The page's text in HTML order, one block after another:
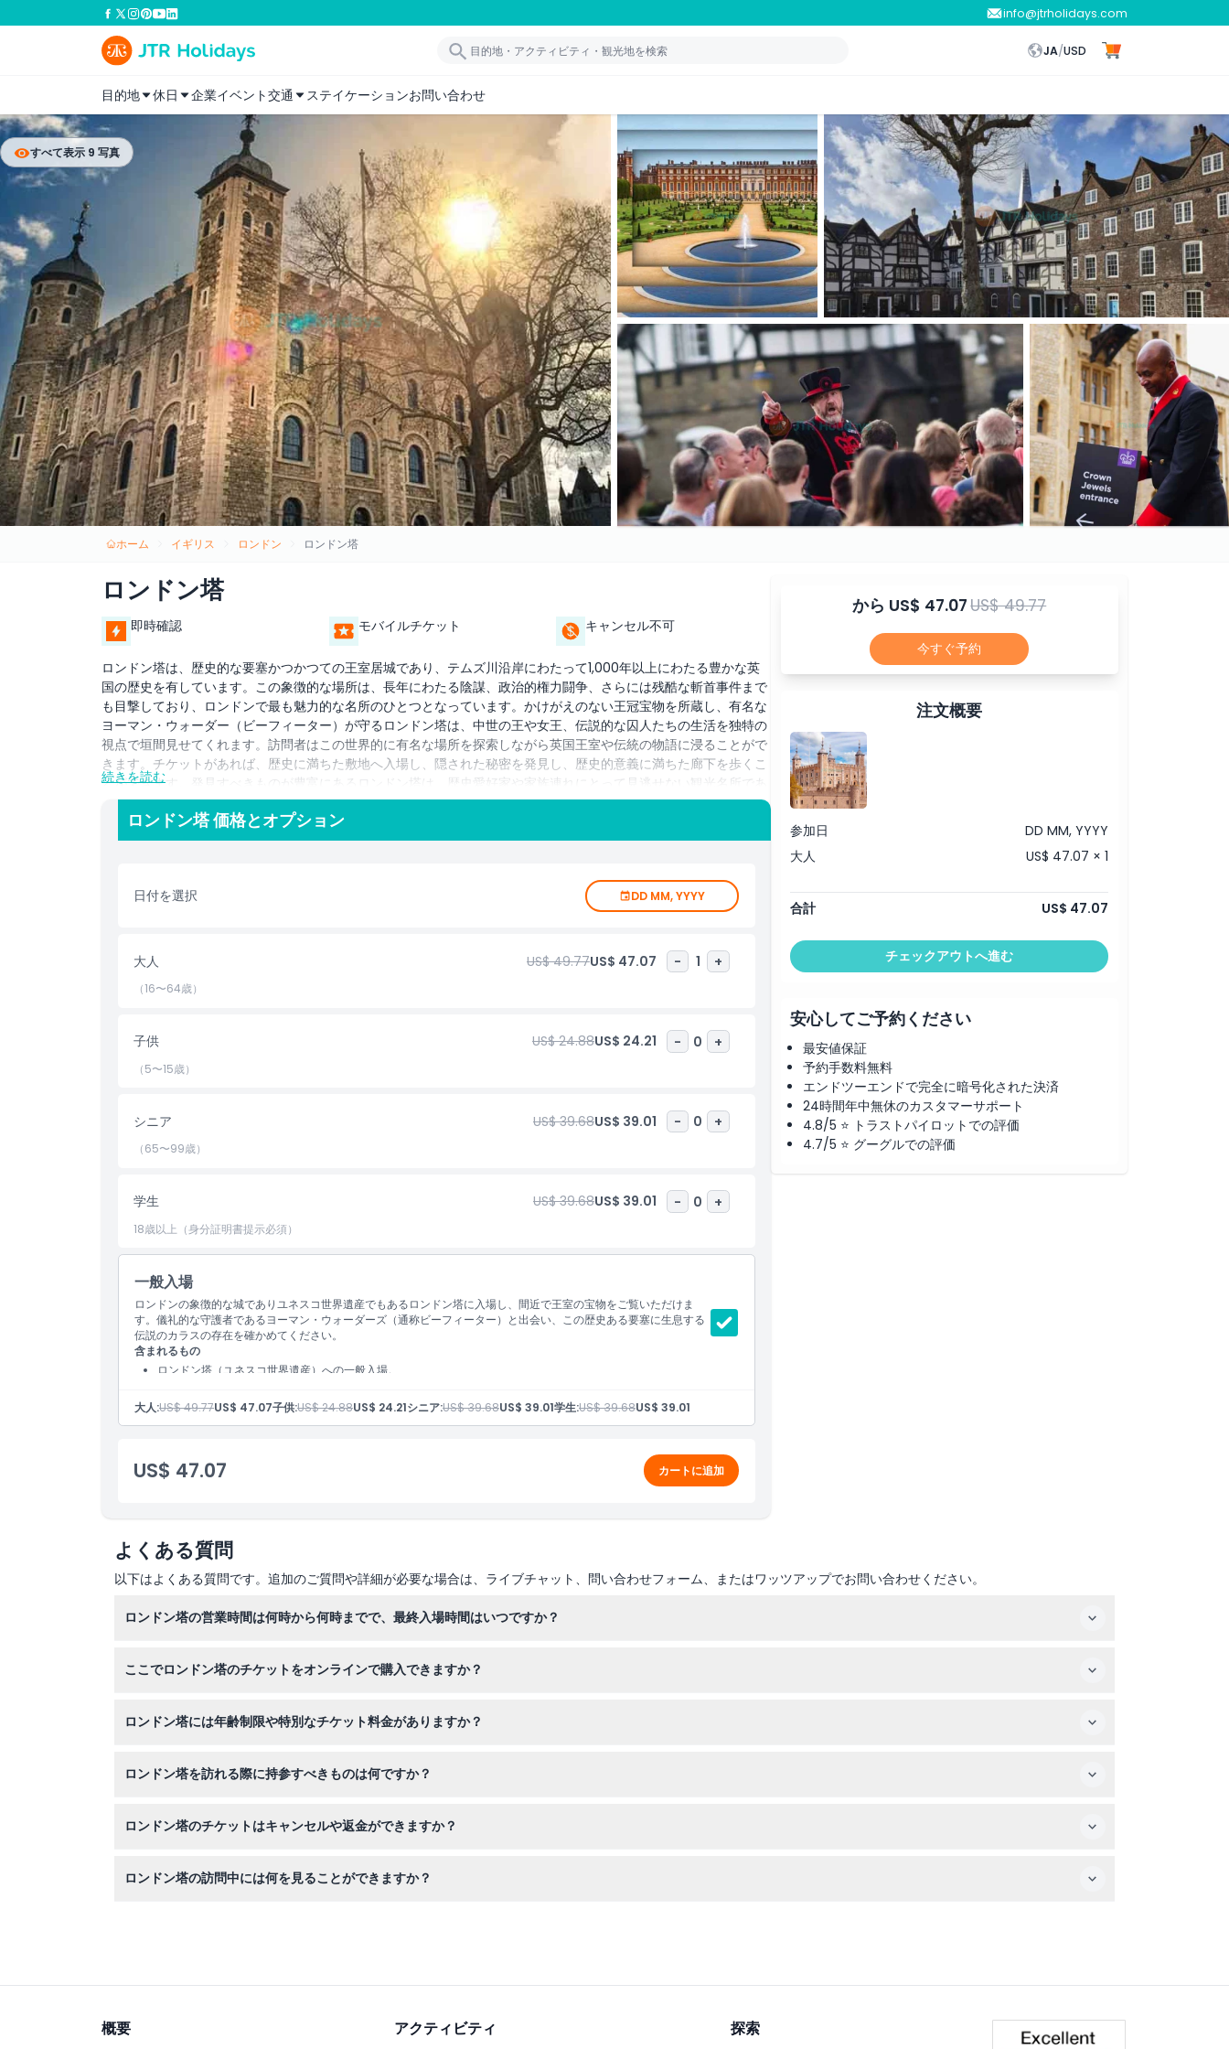
info@jtrholidays.com
JA/USD
目的地 休日 企業イベント交通 ステイケーションお問い合わせ
すべて表示 9 写真
ホーム イギリス ロンドン ロンドン塔
ロンドン塔
即時確認 モバイルチケット キャンセル不可
ロンドン塔は、歴史的な要塞かつかつての王室居城であり、テムズ川沿岸にわたって1,000年以上にわたる豊かな英
国の歴史を有しています。この象徴的な場所は、長年にわたる陰謀、政治的権力闘争、さらには残酷な斬首事件まで
も目撃しており、ロンドンで最も魅力的な名所のひとつとなっています。かけがえのない王冠宝物を所蔵し、有名な
ヨーマン・ウォーダー（ビーフィーター）が守るロンドン塔は、中世の王や女王、伝説的な囚人たちの生活を独特の
視点で垣間見せてくれます。訪問者はこの世界的に有名な場所を探索しながら英国王室や伝統の物語に浸ることがで
きます。チケットがあれば、歴史に満ちた敷地へ入場し、隠された秘密を発見し、歴史的意義に満ちた廊下を歩くこ
とができます。発見すべきものが豊富にあるロンドン塔は、歴史愛好家や家族連れにとって見逃せない観光名所であ
り、忘れられない体験を提供します。
子供／大人ポリシー
注意事項
場所
キャンセルポリシー
続きを読む
ロンドン塔 価格とオプション
日付を選択 DD MM, YYYY
大人 US$ 49.77US$ 47.07 - 1 +
（16〜64歳）
子供 US$ 24.88US$ 24.21 - 0 +
（5〜15歳）
シニア US$ 39.68US$ 39.01 - 0 +
（65〜99歳）
学生 US$ 39.68US$ 39.01 - 0 +
18歳以上（身分証明書提示必須）
一般入場
ロンドンの象徴的な城でありユネスコ世界遺産でもあるロンドン塔に入場し、間近で王室の宝物をご覧いただけま
す。儀礼的な守護者であるヨーマン・ウォーダーズ（通称ビーフィーター）と出会い、この歴史ある要塞に生息する
伝説のカラスの存在を確かめてください。
含まれるもの
ロンドン塔（ユネスコ世界遺産）への一般入場。
大人:US$ 49.77US$ 47.07子供:US$ 24.88US$ 24.21シニア:US$ 39.68US$ 39.01学生:US$ 39.68US$ 39.01
US$ 47.07 カートに追加
から US$ 47.07US$ 49.77
今すぐ予約
注文概要
参加日
DD MM, YYYY
大人
US$ 47.07 × 1
合計 US$ 47.07
チェックアウトへ進む
安心してご予約ください
最安値保証
予約手数料無料
エンドツーエンドで完全に暗号化された決済
24時間年中無休のカスタマーサポート
4.8/5 ⭐ トラストパイロットでの評価
4.7/5 ⭐ グーグルでの評価
よくある質問
以下はよくある質問です。追加のご質問や詳細が必要な場合は、ライブチャット、問い合わせフォーム、またはワッツアップでお問い合わせください。
ロンドン塔の営業時間は何時から何時までで、最終入場時間はいつですか？
で、それに合わせて到着するように計画してください（変更の可能性あり — 予約時にご確認ください）。
ここでロンドン塔のチケットをオンラインで購入できますか？
ロンドン塔には年齢制限や特別なチケット料金がありますか？
チケットが利用可能です。
ロンドン塔を訪れる際に持参すべきものは何ですか？
ロンドン塔のチケットはキャンセルや返金ができますか？
ロンドン塔の訪問中には何を見ることができますか？
概要 アクティビティ 探索